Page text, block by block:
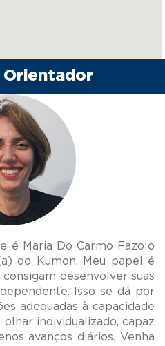
Orientador
é Maria Do Carmo Fazolo
do Kumon. Meu papel é
desenvolver suas
Isso se dá por
adequadas à capacidade
individualizado, capaz
avanços diários. Venha